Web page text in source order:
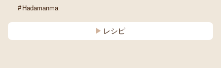
Hadamanma
レシピ